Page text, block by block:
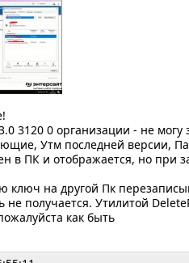
3120 0 организации - не могу
Утм последней версии,
в ПК и отображается, но при
ключ на другой Пк
не получается. Утилитой
как быть